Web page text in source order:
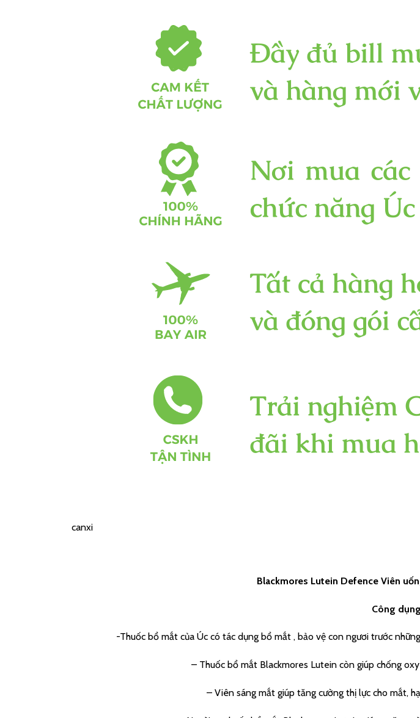
canxi
Blackmores Lutein Defence Viên
Công
-Thuốc bổ mắt của Úc có tác dụng bổ mắt , bảo vệ con ngươi trước
– Thuốc bổ mắt Blackmores Lutein còn giúp chống
– Viên sáng mắt giúp tăng cường thị lực cho mắt,